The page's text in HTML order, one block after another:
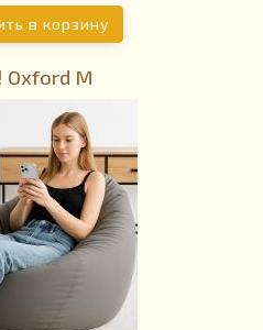
в корзину
Oxford M